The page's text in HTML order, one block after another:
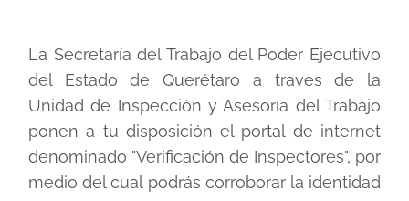
La Secretaría del Trabajo del Poder Ejecutivo
del Estado de Querétaro a traves de la
Unidad de Inspección y Asesoría del Trabajo
ponen a tu disposición el portal de internet
denominado "Verificación de Inspectores", por
medio del cual podrás corroborar la identidad